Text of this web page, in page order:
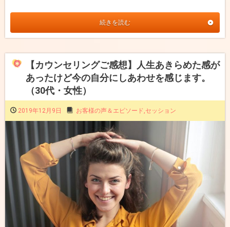
続きを読む
【カウンセリングご感想】人生あきらめた感が
あったけど今の自分にしあわせを感じます。
（30代・女性）
2019年12月9日 お客様の声＆エピソード,セッション